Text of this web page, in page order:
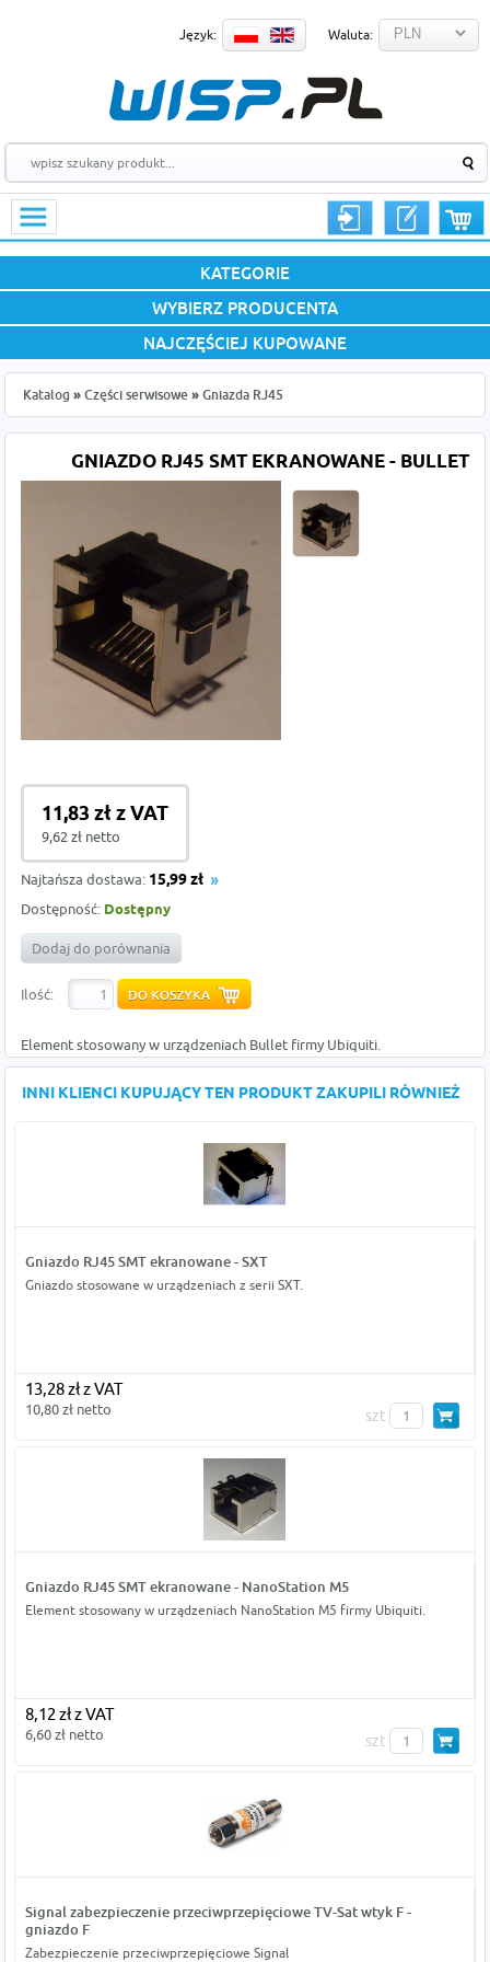
Język: Waluta:
KATEGORIE
WYBIERZ PRODUCENTA
NAJCZĘŚCIEJ KUPOWANE
Katalog » Części serwisowe » Gniazda RJ45
GNIAZDO RJ45 SMT EKRANOWANE - BULLET
11,83 zł z VAT
9,62 zł netto
Najtańsza dostawa: 15,99 zł
Dostępność: Dostępny
Dodaj do porównania
Ilość:
Element stosowany w urządzeniach Bullet firmy Ubiquiti.
INNI KLIENCI KUPUJĄCY TEN PRODUKT ZAKUPILI RÓWNIEŻ
Gniazdo RJ45 SMT ekranowane - SXT
Gniazdo stosowane w urządzeniach z serii SXT.
13,28 zł z VAT
10,80 zł netto szt
Gniazdo RJ45 SMT ekranowane - NanoStation M5
Element stosowany w urządzeniach NanoStation M5 firmy Ubiquiti.
8,12 zł z VAT
6,60 zł netto szt
Signal zabezpieczenie przeciwprzepięciowe TV-Sat wtyk F -
gniazdo F
Zabezpieczenie przeciwprzepięciowe Signal